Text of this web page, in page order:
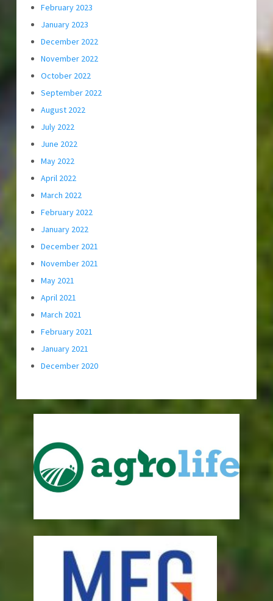
February 2023
January 2023
December 2022
November 2022
October 2022
September 2022
August 2022
July 2022
June 2022
May 2022
April 2022
March 2022
February 2022
January 2022
December 2021
November 2021
May 2021
April 2021
March 2021
February 2021
January 2021
December 2020